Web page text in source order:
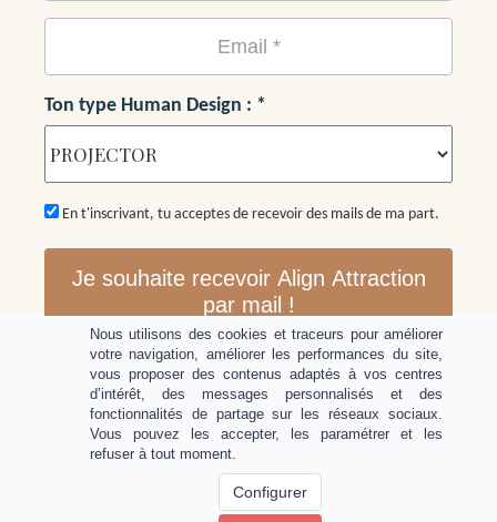
Ton type Human Design : *
En t'inscrivant, tu acceptes de recevoir des mails de ma part.
Je souhaite recevoir Align Attraction
par mail !
Nous utilisons des cookies et traceurs pour améliorer
votre navigation, améliorer les performances du site,
vous proposer des contenus adaptés à vos centres
d’intérêt, des messages personnalisés et des
fonctionnalités de partage sur les réseaux sociaux.
Vous pouvez les accepter, les paramétrer et les
refuser à tout moment.
Configurer